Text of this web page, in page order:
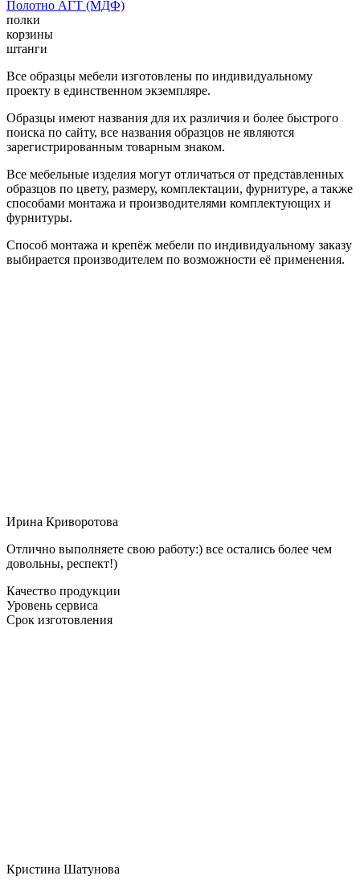
Полотно АГТ (МДФ)
полки
корзины
штанги
Все образцы мебели изготовлены по индивидуальному
проекту в единственном экземпляре.
Образцы имеют названия для их различия и более быстрого
поиска по сайту, все названия образцов не являются
зарегистрированным товарным знаком.
Все мебельные изделия могут отличаться от представленных
образцов по цвету, размеру, комплектации, фурнитуре, а также
способами монтажа и производителями комплектующих и
фурнитуры.
Способ монтажа и крепёж мебели по индивидуальному заказу
выбирается производителем по возможности её применения.
Ирина Криворотова
Отлично выполняете свою работу:) все остались более чем
довольны, респект!)
Качество продукции
Уровень сервиса
Срок изготовления
Кристина Шатунова